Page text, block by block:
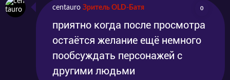
centauro Зритель OLD-Батя 0
приятно когда после просмотра
остаётся желание ещё немного
пообсуждать персонажей с
другими людьми